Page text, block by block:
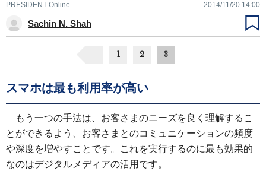
PRESIDENT Online 2014/11/20 14:00
Sachin N. Shah
1 2 3
スマホは最も利用率が高い
もう一つの手法は、お客さまのニーズを良く理解するこ
とができるよう、お客さまとのコミュニケーションの頻度
や深度を増やすことです。これを実行するのに最も効果的
なのはデジタルメディアの活用です。